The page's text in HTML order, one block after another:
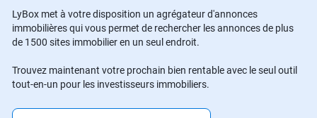
LyBox met à votre disposition un agrégateur d'annonces
immobilières qui vous permet de rechercher les annonces de plus
de 1500 sites immobilier en un seul endroit.
Trouvez maintenant votre prochain bien rentable avec le seul outil
tout-en-un pour les investisseurs immobiliers.